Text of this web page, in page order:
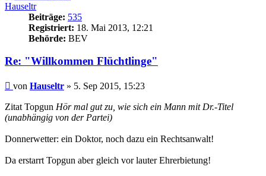
Hauseltr
Beiträge: 535
Registriert: 18. Mai 2013, 12:21
Behörde: BEV
Re: "Willkommen Flüchtlinge"
Beitrag
von Hauseltr » 5. Sep 2015, 15:23
Zitat Topgun Hör mal gut zu, wie sich ein Mann mit Dr.-Titel
(unabhängig von der Partei)
Donnerwetter: ein Doktor, noch dazu ein Rechtsanwalt!
Da erstarrt Topgun aber gleich vor lauter Ehrerbietung!